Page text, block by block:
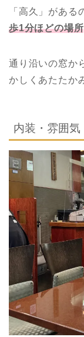
「高久」がある
歩1分ほどの場所
通り沿いの窓か
かしくあたたか
内装・雰囲気